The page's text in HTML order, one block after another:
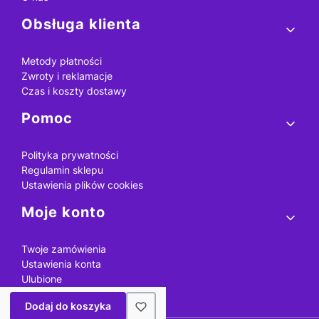
Obsługa klienta
Metody płatności
Zwroty i reklamacje
Czas i koszty dostawy
Pomoc
Polityka prywatności
Regulamin sklepu
Ustawienia plików cookies
Moje konto
Twoje zamówienia
Ustawienia konta
Ulubione
Dodaj do koszyka